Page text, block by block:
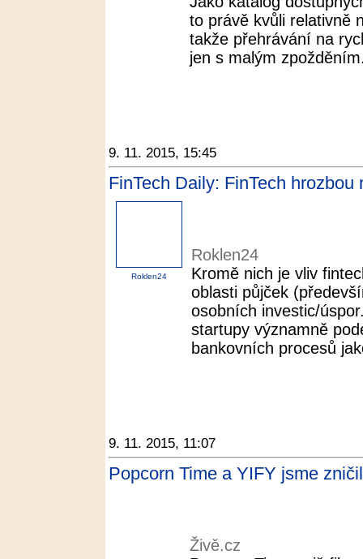
to právě kvůli relativně
takže přehrávání na
jen s malým
9. 11. 2015, 15:45
FinTech Daily: FinTech
Roklen24
Roklen24
Kromě nich je vliv
oblasti půjček
osobních investic/
startupy významně
bankovních procesů
9. 11. 2015, 11:07
Popcorn Time a YIFY jsme
Živě.cz